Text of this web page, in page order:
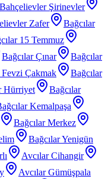
Bahçelievler Şirinevler
Zafer
Bağcılar
15 Temmuz
Bağcılar Çınar
Bağcılar
Fevzi Çakmak
Bağcılar
Hürriyet
Bağcılar
Kemalpaşa
Bağcılar Merkez
Bağcılar Yenigün
Avcılar Cihangir
Avcılar Gümüşpala